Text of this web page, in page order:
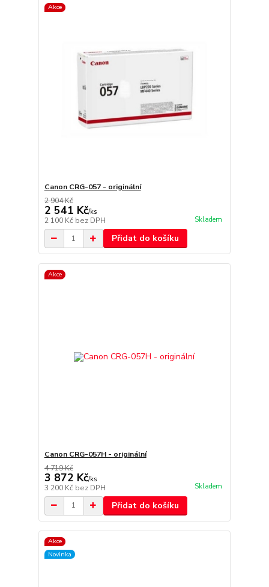
Akce
Canon CRG-057 - originální
2 904 Kč
2 541 Kč/ks
2 100 Kč bez DPH Skladem
Přidat do košíku
Akce
Canon CRG-057H - originální
4 719 Kč
3 872 Kč/ks
3 200 Kč bez DPH Skladem
Přidat do košíku
Akce
Novinka